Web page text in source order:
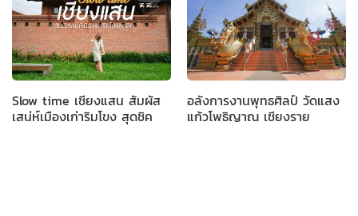
Slow time เชียงแสน สัมผัส
เสน่ห์เมืองเก่าริมโขง สุดชิค
อลังการงานพุทธศิลป์ วัดแสง
แก้วโพธิญาณ เชียงราย